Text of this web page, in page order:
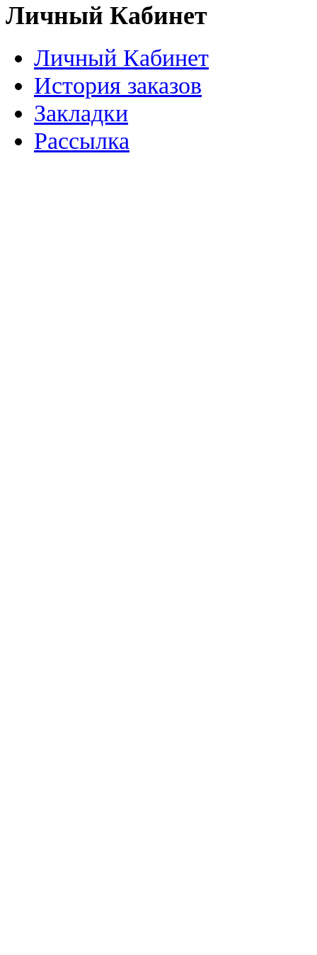
Личный Кабинет
Личный Кабинет
История заказов
Закладки
Рассылка